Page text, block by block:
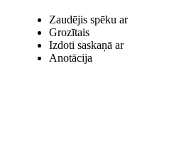
Zaudējis spēku ar
Grozītais
Izdoti saskaņā ar
Anotācija